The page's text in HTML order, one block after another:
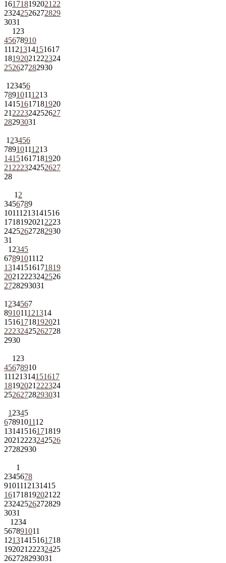
161718192021 22
23242526272829
3031
1 23
45678910
11121314151617
18192021 222324
252627282930
1 23456
78910111213
14151617181920
21 222324252627
28293031
1 23456
78910111213
14151617181920
21 222324252627
28
1 2
3456789
10111213141516
1718192021 2223
24252627282930
31
1 2345
6789101112
13141516171819
2021 2223242526
2728293031
1 234567
891011121314
15161718192021
22232425262728
2930
1 23
45678910
11121314151617
18192021 222324
25262728293031
1 2345
6789101112
13141516171819
2021 2223242526
27282930
1
2345678
9101112131415
161718192021 22
23242526272829
3031
1 234
567891011
12131415161718
192021 22232425
262728293031